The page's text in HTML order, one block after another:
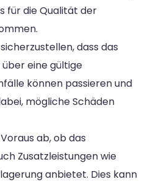
für die Qualität der
dass das
eine gültige
können passieren und
mögliche Schäden
ab, ob das
Zusatzleistungen wie
anbietet. Dies kann